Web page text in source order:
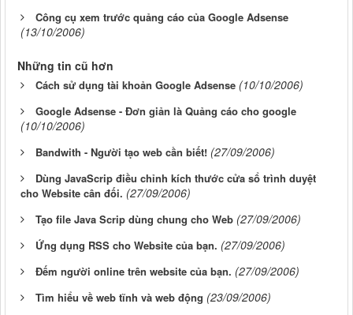
Công cụ xem trước quảng cáo của Google Adsense
(13/10/2006)
Những tin cũ hơn
Cách sử dụng tài khoản Google Adsense (10/10/2006)
Google Adsense - Đơn giản là Quảng cáo cho google
(10/10/2006)
Bandwith - Người tạo web cần biết! (27/09/2006)
Dùng JavaScrip điều chỉnh kích thước cửa sổ trình duyệt
cho Website cân đối. (27/09/2006)
Tạo file Java Scrip dùng chung cho Web (27/09/2006)
Ứng dụng RSS cho Website của bạn. (27/09/2006)
Đếm người online trên website của bạn. (27/09/2006)
Tìm hiểu về web tĩnh và web động (23/09/2006)